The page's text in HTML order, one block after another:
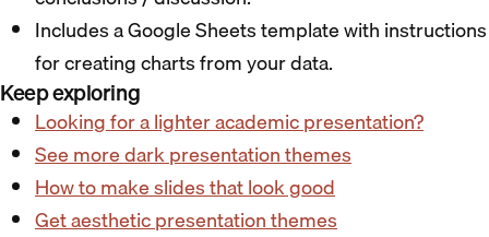
Includes a Google Sheets template with instructions
for creating charts from your data.
Keep exploring
Looking for a lighter academic presentation?
See more dark presentation themes
How to make slides that look good
Get aesthetic presentation themes